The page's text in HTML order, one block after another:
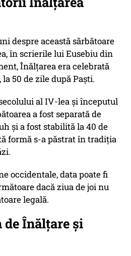
despre această sărbătoare
în scrierile lui Eusebiu din
Înălțarea era celebrată
50 de zile după Paști.
al IV-lea și începutul
a fost separată de
și a fost stabilită la 40 de
formă s-a păstrat în tradiția
occidentale, data poate fi
dacă ziua de joi nu
legală.
Înălțare și